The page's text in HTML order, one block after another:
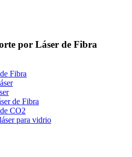
por Láser de Fibra
Fibra
de Fibra
CO2
para vidrio